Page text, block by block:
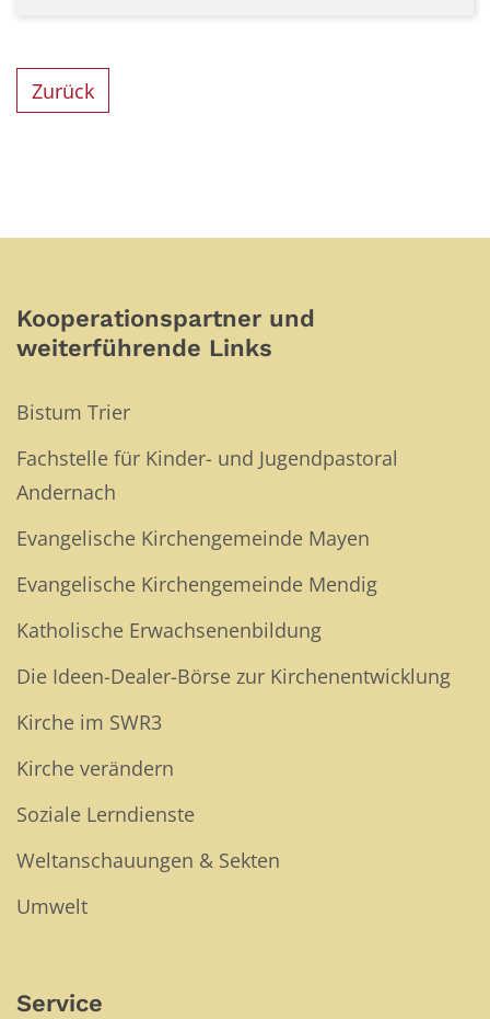
Zurück
Kooperationspartner und
weiterführende Links
Bistum Trier
Fachstelle für Kinder- und Jugendpastoral
Andernach
Evangelische Kirchengemeinde Mayen
Evangelische Kirchengemeinde Mendig
Katholische Erwachsenenbildung
Die Ideen-Dealer-Börse zur Kirchenentwicklung
Kirche im SWR3
Kirche verändern
Soziale Lerndienste
Weltanschauungen & Sekten
Umwelt
Service